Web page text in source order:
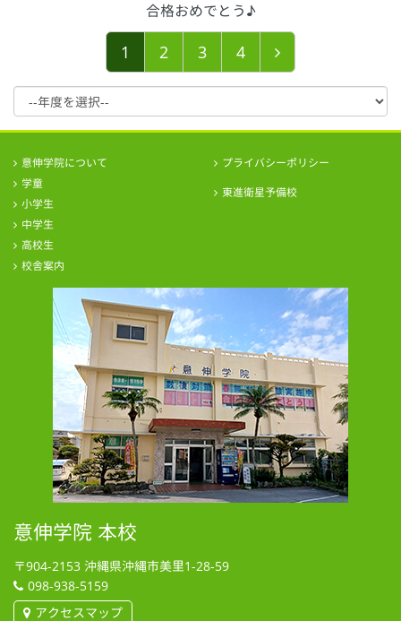
合格おめでとう♪
1 2 3 4
意伸学院について
学童
小学生
中学生
高校生
校舎案内
プライバシーポリシー
東進衛星予備校
意伸学院 本校
〒904-2153 沖縄県沖縄市美里1-28-59
098-938-5159
アクセスマップ